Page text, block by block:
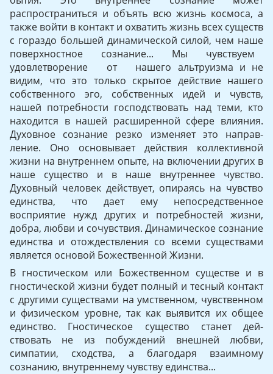
распространиться и объять всю жизнь космоса, а
также войти в контакт и охватить жизнь всех существ
с гораздо большей динамической силой, чем наше
поверхностное сознание... Мы чувствуем
удовлетворение от на­шего альтруизма и не
видим, что это только скрытое действие на­шего
собственного эго, собственных идей и чувств,
нашей потреб­ности господствовать над теми, кто
находится в нашей расширен­ной сфере влияния.
Духовное сознание резко изменяет это направ­
ление. Оно основывает действия коллективной
жизни на внутрен­нем опыте, на включении других в
наше существо и в наше внут­реннее чувство.
Духовный человек действует, опираясь на чувство
единства, что дает ему непосредственное
восприятие нужд других и потребностей жизни,
добра, любви и сочувствия. Динамическое сознание
единства и отождествления со всеми существами
является основой Божественной Жизни.
В гностическом или Божественном существе и в
гностической жизни будет полный и тесный контакт
с другими существами на умственном, чувственном
и физическом уровне, так как выявится их общее
единство. Гностическое существо станет дей­
ствовать не из побуждений внешней любви,
симпатии, сходства, а благодаря взаимному
сознанию, внутреннему чувству единства...